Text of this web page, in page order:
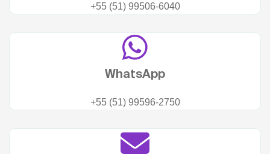
+55 (51) 99506-6040
WhatsApp
+55 (51) 99596-2750